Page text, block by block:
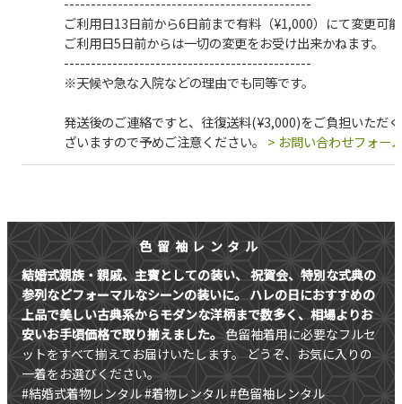
ご利用日13日前から6日前まで有料（¥1,000）にて変更可能
ご利用日5日前からは一切の変更をお受け出来かねます。
----------------------------------------------
※天候や急な入院などの理由でも同等です。
発送後のご連絡ですと、往復送料(¥3,000)をご負担いただ
ざいますので予めご注意ください。 > お問い合わせフォー
色留袖レンタル
結婚式親族・親戚、主賓としての装い、 祝賀会、特別な式典の
参列などフォーマルなシーンの装いに。 ハレの日におすすめの
上品で美しい古典系からモダンな洋柄まで数多く、相場よりお
安いお手頃価格で取り揃えました。 色留袖着用に必要なフルセ
ットをすべて揃えてお届けいたします。
どうぞ、お気に入りの
一着をお選びください。
#結婚式着物レンタル #着物レンタル #色留袖レンタル